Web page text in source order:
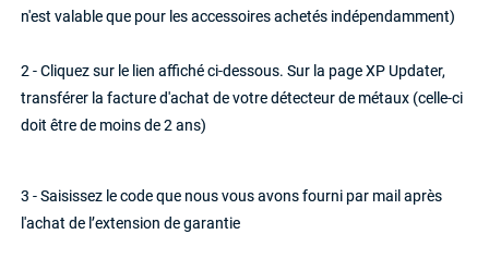
n'est valable que pour les accessoires achetés indépendamment)
2 - Cliquez sur le lien affiché ci-dessous. Sur la page XP Updater,
transférer la facture d'achat de votre détecteur de métaux (celle-ci
doit être de moins de 2 ans)
3 - Saisissez le code que nous vous avons fourni par mail après
l'achat de l’extension de garantie